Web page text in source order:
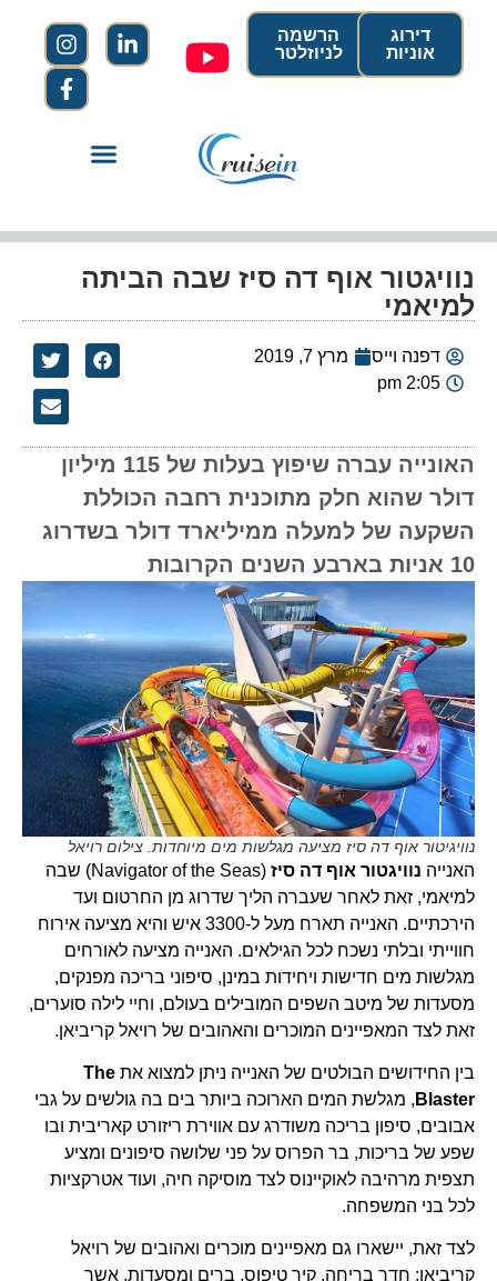
הרשמה
לניוזלטר
דירוג
אוניות
נוויגטור אוף דה סיז שבה הביתה
למיאמי
דפנה וייס
מרץ 7, 2019
2:05 pm
האונייה עברה שיפוץ בעלות של 115 מיליון
דולר שהוא חלק מתוכנית רחבה הכוללת
השקעה של למעלה ממיליארד דולר בשדרוג
10 אניות בארבע השנים הקרובות
נוויגיטור אוף דה סיז מציעה מגלשות מים מיוחדות. צילום רויאל
האנייהנוויגטור אוף דה סיז
(Navigator of the Seas) שבה
למיאמי, זאת לאחר שעברה הליך שדרוג מן החרטום ועד
הירכתיים. האנייה תארח מעל ל-3300 איש והיא מציעה אירוח
חווייתי ובלתי נשכח לכל הגילאים. האנייה מציעה לאורחים
מגלשות מים חדישות ויחידות במינן, סיפוני בריכה מפנקים,
מסעדות של מיטב השפים המובילים בעולם, וחיי לילה סוערים,
זאת לצד המאפיינים המוכרים והאהובים של רויאל קריביאן.
בין החידושים הבולטים של האנייה ניתן למצוא אתThe
Blaster, מגלשת המים הארוכה ביותר בים בה גולשים על גבי
אבובים, סיפון בריכה משודרג עם אווירת ריזורט קאריבית ובו
שפע של בריכות, בר הפרוס על פני שלושה סיפונים ומציע
תצפית מרהיבה לאוקיינוס לצד מוסיקה חיה, ועוד אטרקציות
לכל בני המשפחה.
לצד זאת, יישארו גם מאפיינים מוכרים ואהובים של רויאל
קריביאן: חדר בריחה, קיר טיפוס, ברים ומסעדות, אשר